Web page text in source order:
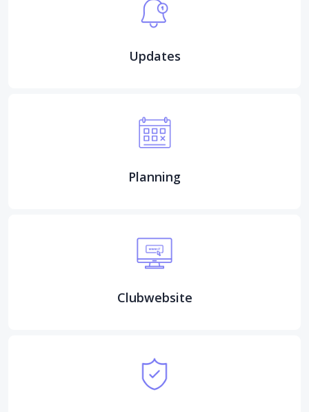
Updates
Planning
Clubwebsite